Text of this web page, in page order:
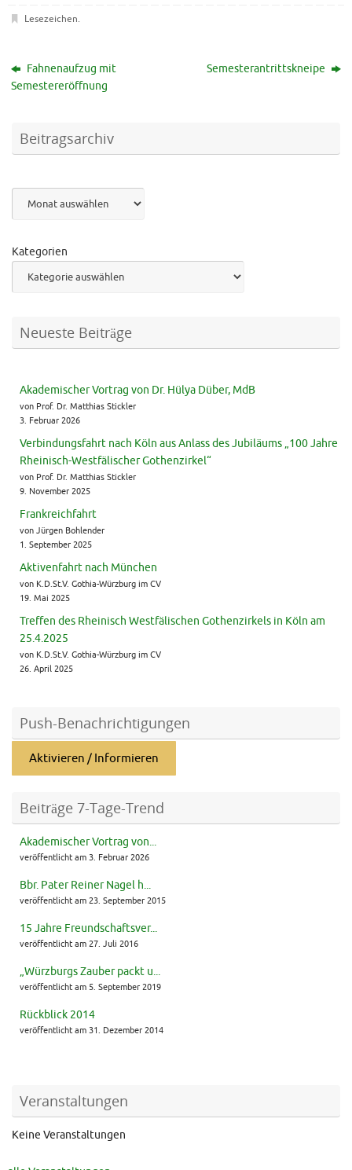
Lesezeichen.
Fahnenaufzug mit
Semestereröffnung
Semesterantrittskneipe
Beitragsarchiv
Kategorien
Neueste Beiträge
Akademischer Vortrag von Dr. Hülya Düber, MdB
von Prof. Dr. Matthias Stickler
3. Februar 2026
Verbindungsfahrt nach Köln aus Anlass des Jubiläums „100 Jahre
Rheinisch-Westfälischer Gothenzirkel“
von Prof. Dr. Matthias Stickler
9. November 2025
Frankreichfahrt
von Jürgen Bohlender
1. September 2025
Aktivenfahrt nach München
von K.D.St.V. Gothia-Würzburg im CV
19. Mai 2025
Treffen des Rheinisch Westfälischen Gothenzirkels in Köln am
25.4.2025
von K.D.St.V. Gothia-Würzburg im CV
26. April 2025
Push-Benachrichtigungen
Aktivieren / Informieren
Beiträge 7-Tage-Trend
Akademischer Vortrag von...
veröffentlicht am 3. Februar 2026
Bbr. Pater Reiner Nagel h...
veröffentlicht am 23. September 2015
15 Jahre Freundschaftsver...
veröffentlicht am 27. Juli 2016
„Würzburgs Zauber packt u...
veröffentlicht am 5. September 2019
Rückblick 2014
veröffentlicht am 31. Dezember 2014
Veranstaltungen
Keine Veranstaltungen